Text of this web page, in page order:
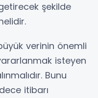
şekilde
verinin önemli
isteyen
Bunu
itibarı